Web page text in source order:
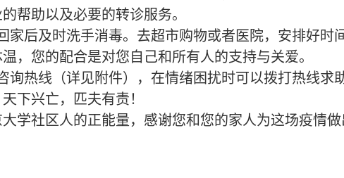
帮助以及必要的转诊服务。
家后及时洗手消毒。去超市购物或者医院，安排好时
，您的配合是对您自己和所有人的支持与关爱。
询热线（详见附件），在情绪困扰时可以拨打热线求助
下兴亡，匹夫有责！
学社区人的正能量，感谢您和您的家人为这场疫情